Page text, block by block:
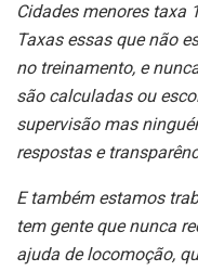
Cidades menores taxa
Taxas essas que não
no treinamento, e
são calculadas ou
supervisão mas
respostas e
E também estamos
tem gente que nunca
ajuda de locomoção,